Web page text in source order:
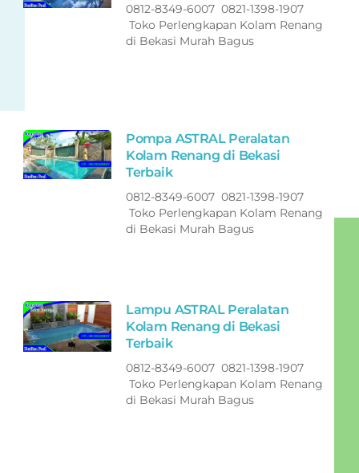
0812-8349-6007 0821-1398-1907
Toko Perlengkapan Kolam Renang
di Bekasi Murah Bagus
Pompa ASTRAL Peralatan
Kolam Renang di Bekasi
Terbaik
0812-8349-6007 0821-1398-1907
Toko Perlengkapan Kolam Renang
di Bekasi Murah Bagus
Lampu ASTRAL Peralatan
Kolam Renang di Bekasi
Terbaik
0812-8349-6007 0821-1398-1907
Toko Perlengkapan Kolam Renang
di Bekasi Murah Bagus